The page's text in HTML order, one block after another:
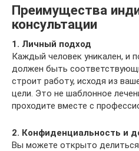
Преимущества
консультации
1. Личный подход
Каждый человек уникален, и
должен быть
строит работу, исходя из
цели. Это не шаблонное
проходите вместе с
2. Конфиденциальность и
Вы можете открыто